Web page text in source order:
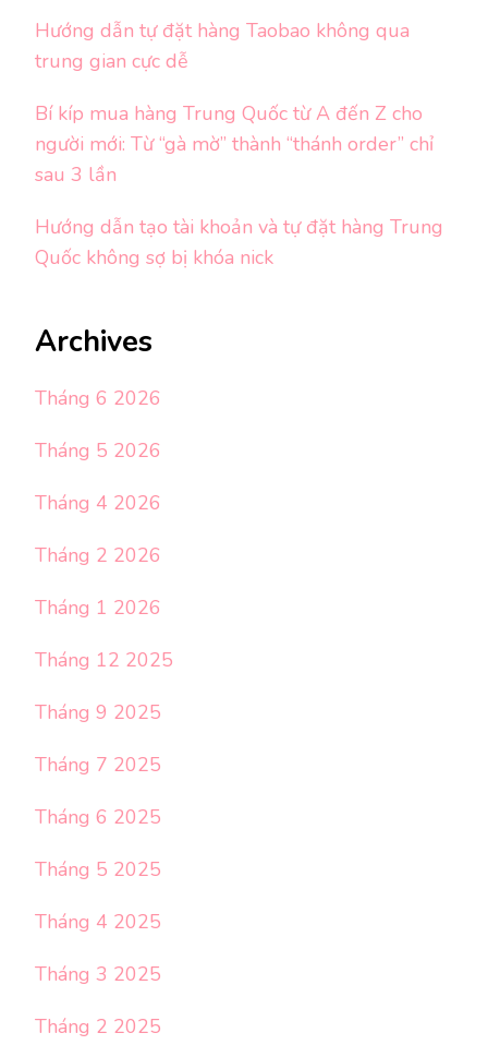
Hướng dẫn tự đặt hàng Taobao không qua
trung gian cực dễ
Bí kíp mua hàng Trung Quốc từ A đến Z cho
người mới: Từ “gà mờ” thành “thánh order” chỉ
sau 3 lần
Hướng dẫn tạo tài khoản và tự đặt hàng Trung
Quốc không sợ bị khóa nick
Archives
Tháng 6 2026
Tháng 5 2026
Tháng 4 2026
Tháng 2 2026
Tháng 1 2026
Tháng 12 2025
Tháng 9 2025
Tháng 7 2025
Tháng 6 2025
Tháng 5 2025
Tháng 4 2025
Tháng 3 2025
Tháng 2 2025